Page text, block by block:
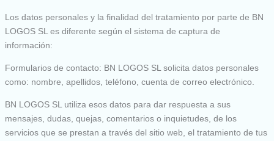
Los datos personales y la finalidad del tratamiento por parte de BN
LOGOS SL es diferente según el sistema de captura de
información:
Formularios de contacto: BN LOGOS SL solicita datos personales
como: nombre, apellidos, teléfono, cuenta de correo electrónico.
BN LOGOS SL utiliza esos datos para dar respuesta a sus
mensajes, dudas, quejas, comentarios o inquietudes, de los
servicios que se prestan a través del sitio web, el tratamiento de tus